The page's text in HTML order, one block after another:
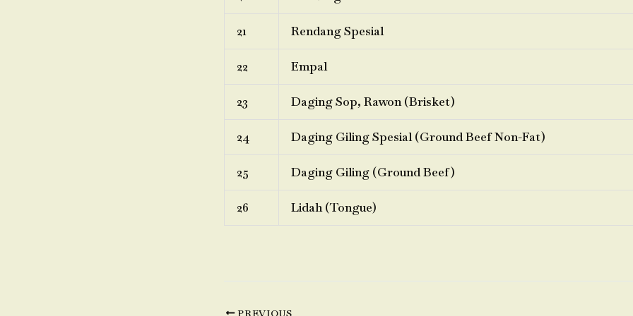
21 Rendang Spesial
22 Empal
23 Daging Sop, Rawon (Brisket)
24 Daging Giling Spesial (Ground Beef Non-Fat)
25 Daging Giling (Ground Beef)
26 Lidah (Tongue)
PREVIOUS